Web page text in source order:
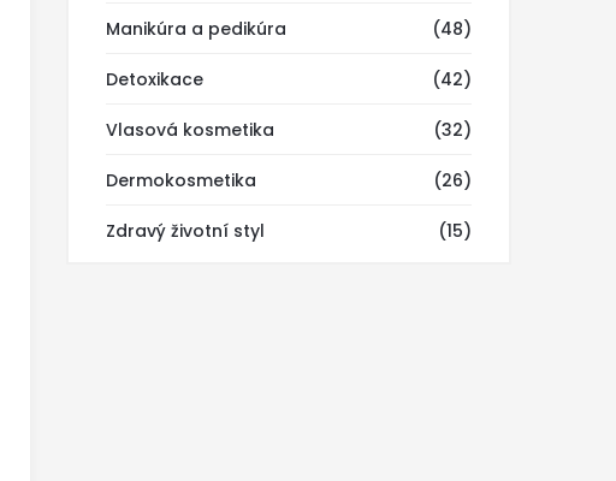
Manikúra a pedikúra (48)
Detoxikace (42)
Vlasová kosmetika (32)
Dermokosmetika (26)
Zdravý životní styl (15)